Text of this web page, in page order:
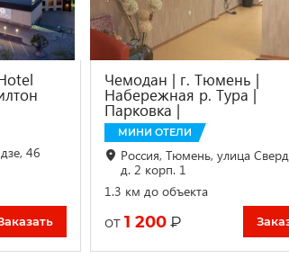
46
Чемодан | г. Тюмень |
Набережная р. Тура |
Парковка |
МИНИ ОТЕЛИ
Россия, Тюмень, улица
д. 2 корп. 1
1.3 км до объекта
от 1 200 ₽